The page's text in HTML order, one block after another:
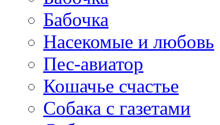
Бабочка
Насекомые и любовь
Пес-авиатор
Кошачье счастье
Собака с газетами